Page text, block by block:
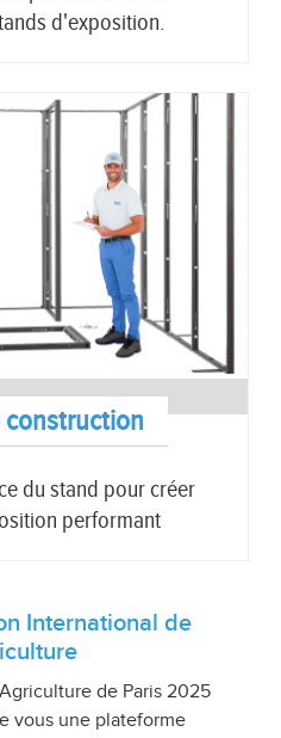
d'exposition.
construction
du stand pour créer
performant
International de
de Paris 2025
vous une plateforme